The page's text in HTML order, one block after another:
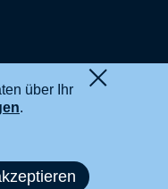
über Ihr
.